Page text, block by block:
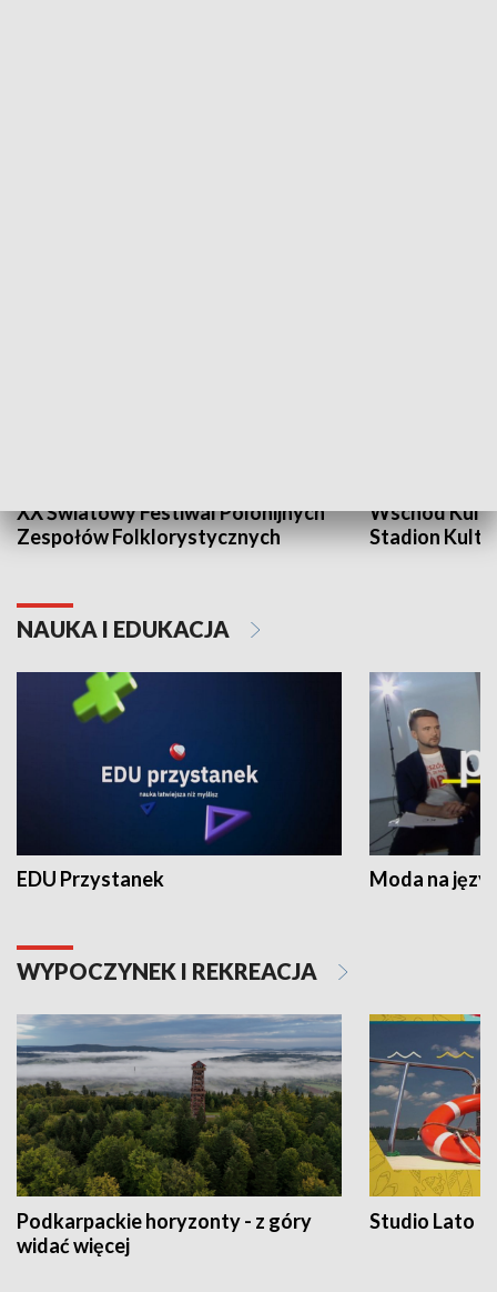
XX Światowy Festiwal Polonijnych
Zespołów Folklorystycznych
Wschód
Stadion
NAUKA I EDUKACJA
EDU Przystanek Moda na
WYPOCZYNEK I REKREACJA
Podkarpackie horyzonty - z góry
widać więcej
Studio Lato